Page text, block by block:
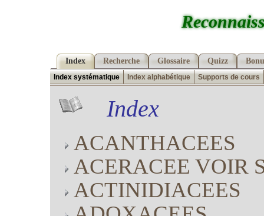
Index Recherche Glossaire Quizz
Index systématique Index alphabétique Supports de cours
Index
ACANTHACEES
ACERACEE VOIR
ACTINIDIACEES